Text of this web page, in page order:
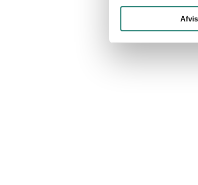
Afvis